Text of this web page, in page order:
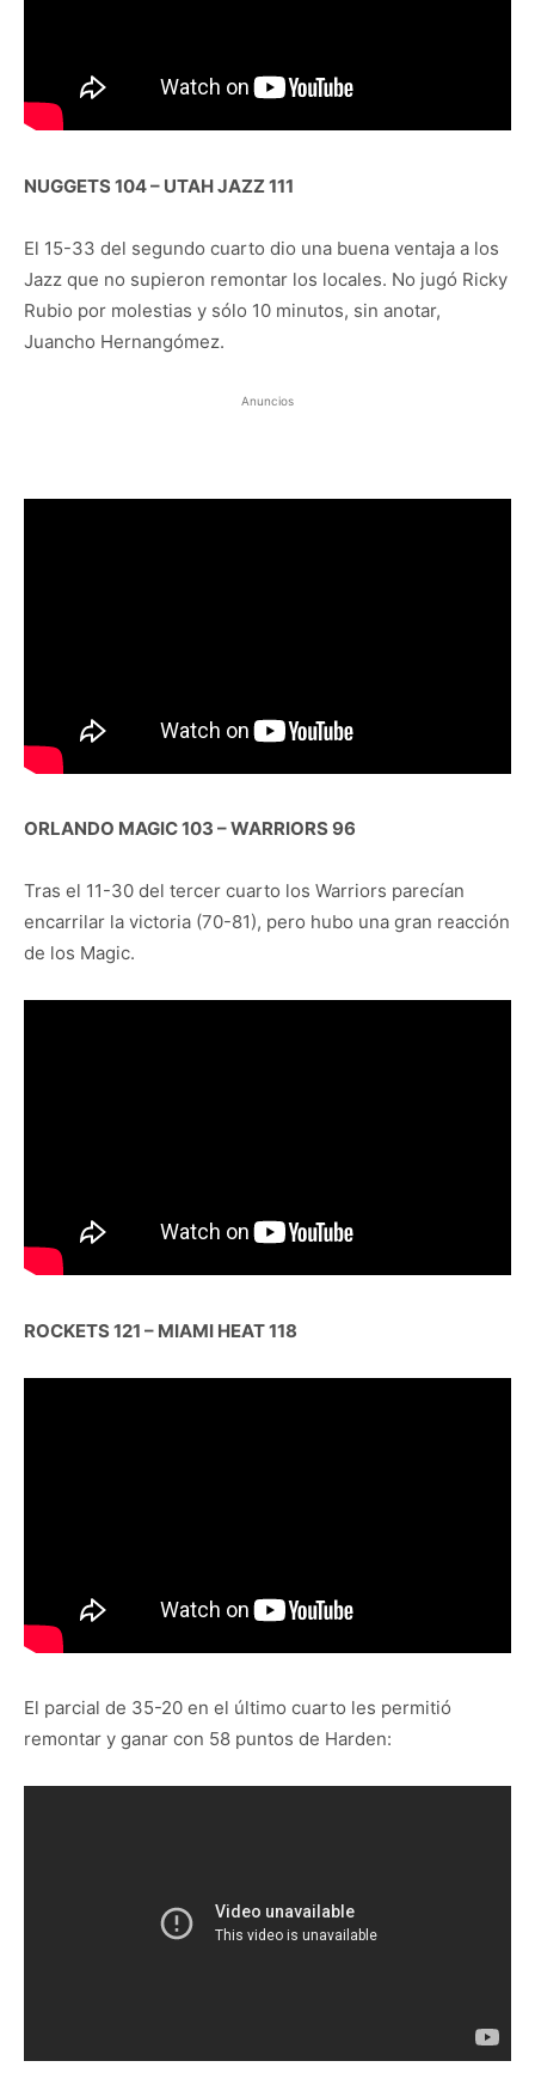
NUGGETS 104 – UTAH JAZZ 111
El 15-33 del segundo cuarto dio una buena ventaja a los
Jazz que no supieron remontar los locales. No jugó Ricky
Rubio por molestias y sólo 10 minutos, sin anotar,
Juancho Hernangómez.
Anuncios
ORLANDO MAGIC 103 – WARRIORS 96
Tras el 11-30 del tercer cuarto los Warriors parecían
encarrilar la victoria (70-81), pero hubo una gran reacción
de los Magic.
ROCKETS 121 – MIAMI HEAT 118
El parcial de 35-20 en el último cuarto les permitió
remontar y ganar con 58 puntos de Harden: